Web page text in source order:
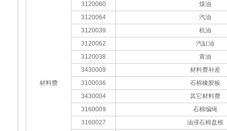
材料费
3120060
煤油
3120064
汽油
3120039
机油
3120062
汽缸油
3120038
黄油
3430009
材料费补差
3100036
石棉橡胶板
3430004
其它材料费
3160009
石棉编绳
3160027
油浸石棉盘根